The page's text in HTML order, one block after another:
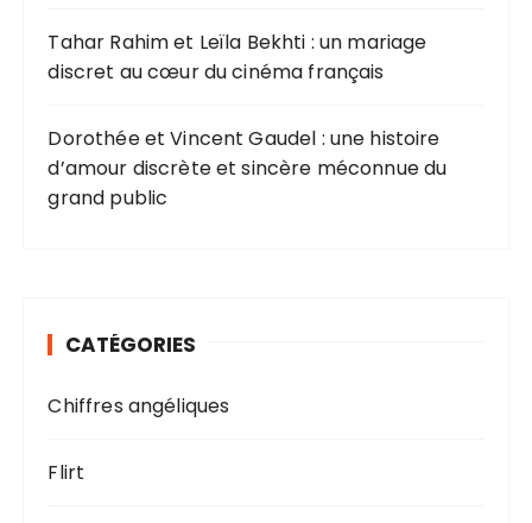
Tahar Rahim et Leïla Bekhti : un mariage
discret au cœur du cinéma français
Dorothée et Vincent Gaudel : une histoire
d’amour discrète et sincère méconnue du
grand public
CATÉGORIES
Chiffres angéliques
Flirt